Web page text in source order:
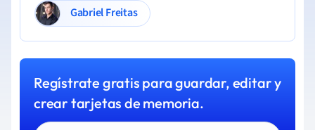
Gabriel Freitas
Regístrate gratis para guardar, editar y
crear tarjetas de memoria.